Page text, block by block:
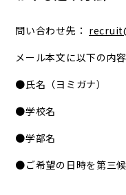
問い合わせ先：
メール本文に以下の内
●氏名（ヨミガナ）
●学校名
●学部名
●ご希望の日時を第三